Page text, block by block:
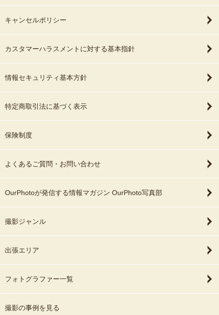
キャンセルポリシー
カスタマーハラスメントに対する基本指針
情報セキュリティ基本方針
特定商取引法に基づく表示
保険制度
よくあるご質問・お問い合わせ
OurPhotoが発信する情報マガジン OurPhoto写真部
撮影ジャンル
出張エリア
フォトグラファー一覧
撮影の事例を見る